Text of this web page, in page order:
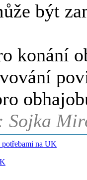
být
konání
Sojka
potřebami na UK